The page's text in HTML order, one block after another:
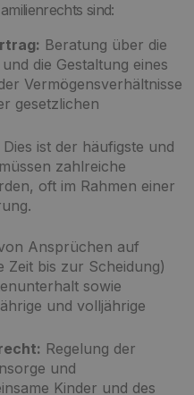
sind:
Beratung über die
die Gestaltung eines
Vermögensverhältnisse
gesetzlichen
Dies ist der häufigste und
zahlreiche
oft im Rahmen einer
Ansprüchen auf
bis zur Scheidung)
sowie
und volljährige
Regelung der
und
Kinder und des